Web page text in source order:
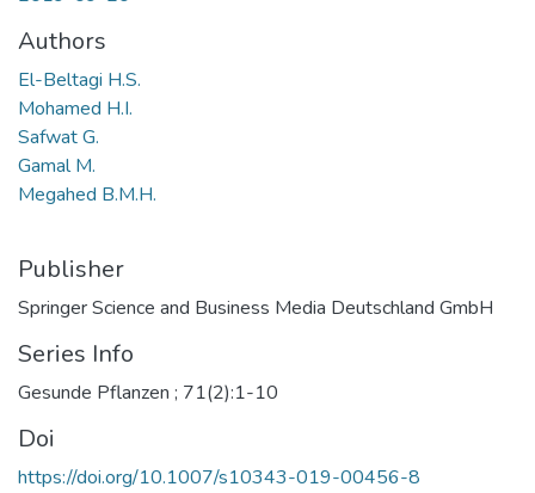
Authors
El-Beltagi H.S.
Mohamed H.I.
Safwat G.
Gamal M.
Megahed B.M.H.
Publisher
Springer Science and Business Media Deutschland GmbH
Series Info
Gesunde Pflanzen ; 71(2):1-10
Doi
https://doi.org/10.1007/s10343-019-00456-8